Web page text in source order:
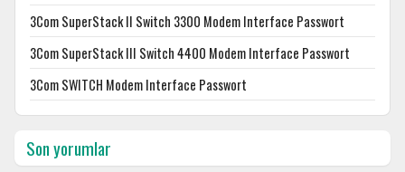
3Com SuperStack II Switch 3300 Modem Interface Passwort
3Com SuperStack III Switch 4400 Modem Interface Passwort
3Com SWITCH Modem Interface Passwort
Son yorumlar